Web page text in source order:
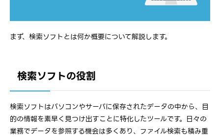
まず、検索ソフトとは何か概要について解説します。
検索ソフトの役割
検索ソフトはパソコンやサーバに保存されたデータの中から、目
的の情報を素早く見つけ出すことに特化したツールです。日々の
業務でデータを参照する機会は多くあり、ファイル検索も積み重